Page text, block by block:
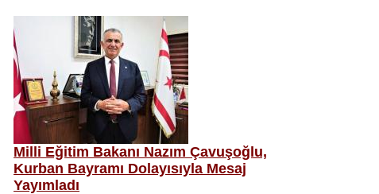
Milli Eğitim Bakanı Nazım Çavuşoğlu,
Kurban Bayramı Dolayısıyla Mesaj
Yayımladı